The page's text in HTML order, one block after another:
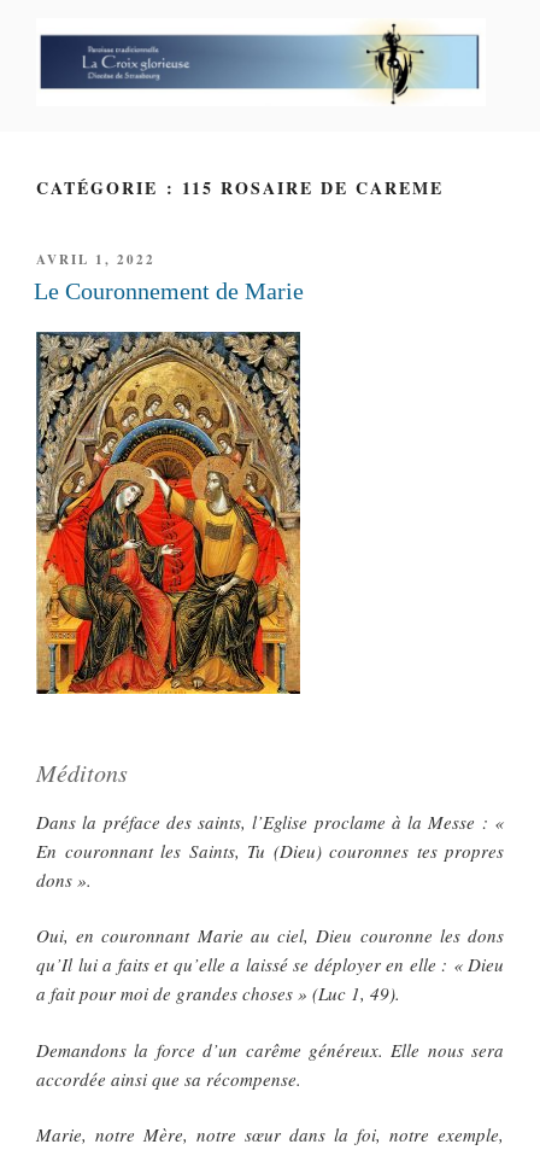
CATÉGORIE : 115 ROSAIRE DE CAREME
PUBLIÉ
LE
AVRIL 1, 2022
Le Couronnement de Marie
Méditons
Dans la préface des saints, l’Eglise proclame à la Messe : «
En couronnant les Saints, Tu (Dieu) couronnes tes propres
dons ».
Oui, en couronnant Marie au ciel, Dieu couronne les dons
qu’Il lui a faits et qu’elle a laissé se déployer en elle : « Dieu
a fait pour moi de grandes choses » (Luc 1, 49).
Demandons la force d’un carême généreux. Elle nous sera
accordée ainsi que sa récompense.
Marie, notre Mère, notre sœur dans la foi, notre exemple,